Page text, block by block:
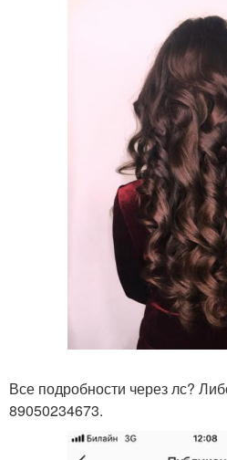
Все подробности через лс?
89050234673.